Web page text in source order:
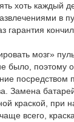
хоть каждый
в
гарантия
мозг»
было, поэтому
посредством
Замена
краской, при
всего,